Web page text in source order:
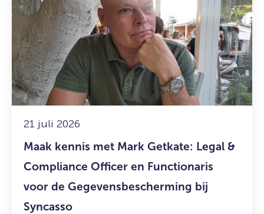
21 juli 2026
Maak kennis met Mark Getkate: Legal &
Compliance Officer en Functionaris
voor de Gegevensbescherming bij
Syncasso
Maak
kennis
met
Mark
Getkate:
Legal
&
Compliance
Officer
Functionaris
voor
Gegevensbescherming